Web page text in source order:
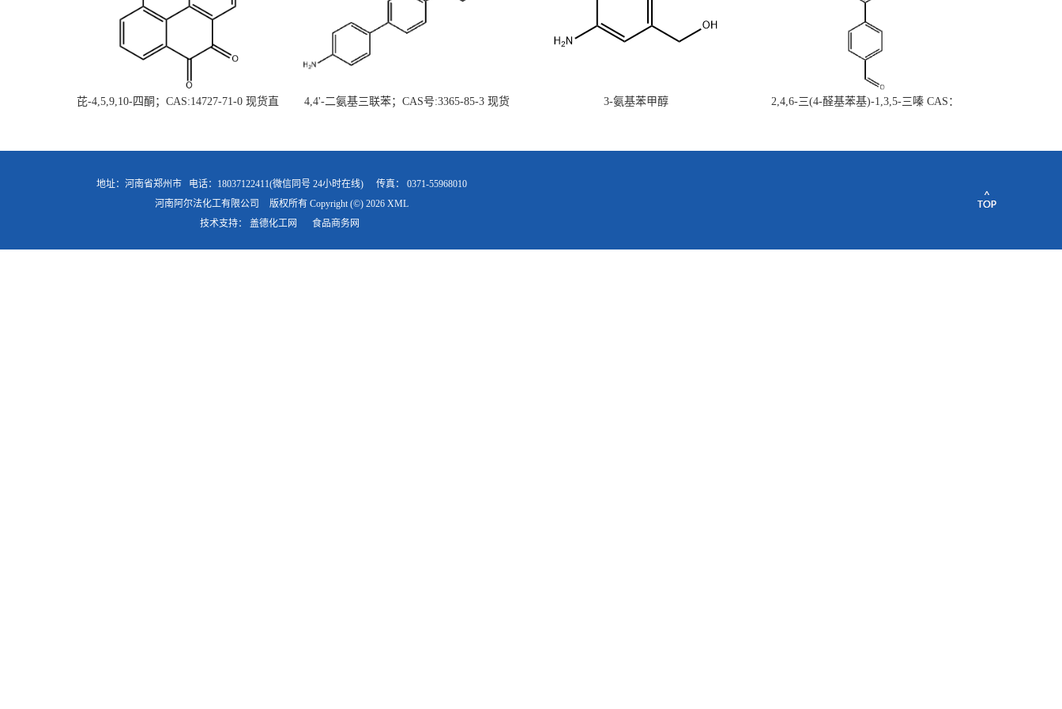
芘-4,5,9,10-四酮；CAS:14727-71-0 现货直
4,4'-二氨基三联苯；CAS号:3365-85-3 现货
3-氨基苯甲醇
2,4,6-三(4-醛基苯基)-1,3,5-三嗪 CAS：
地址：河南省郑州市 电话：18037122411(微信同号 24小时在线) 传真： 0371-55968010
河南阿尔法化工有限公司
版权所有 Copyright (©) 2026 XML
技术支持： 盖德化工网 食品商务网